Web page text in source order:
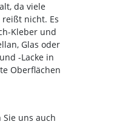
da viele
nicht. Es
Kleber und
Glas oder
-Lacke in
Oberflächen
uns auch